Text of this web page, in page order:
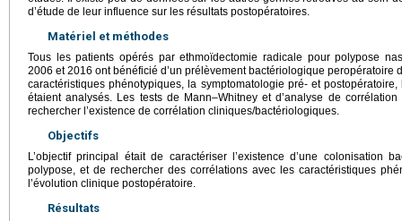
d’étude de leur influence sur les résultats postopératoires.
Matériel et méthodes
Tous les patients opérés par ethmoïdectomie radicale pour polypose
2006 et 2016 ont bénéficié d’un prélèvement bactériologique peropératoire
caractéristiques phénotypiques, la symptomatologie pré- et
étaient analysés. Les tests de Mann–Whitney et d’analyse de
rechercher l’existence de corrélation cliniques/bactériologiques.
Objectifs
L’objectif principal était de caractériser l’existence d’une colonisation
polypose, et de rechercher des corrélations avec les caractéristiques
l’évolution clinique postopératoire.
Résultats